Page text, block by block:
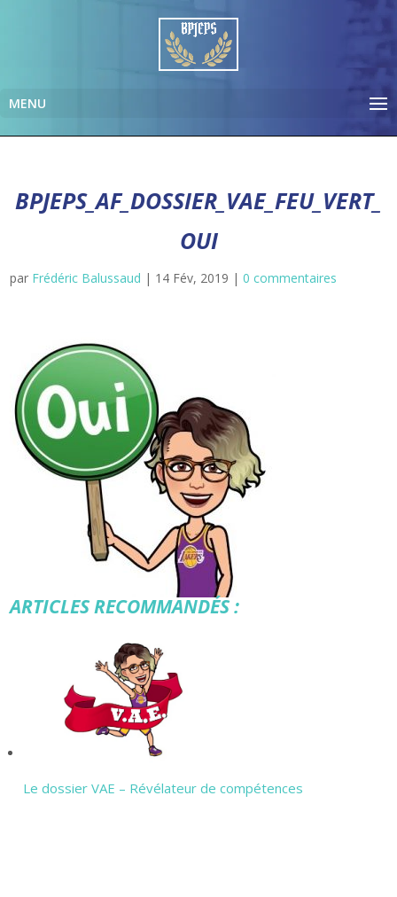
BPJEPS_AF_DOSSIER_VAE_FEU_VERT_
OUI
par Frédéric Balussaud | 14 Fév, 2019 |0 commentaires
ARTICLES RECOMMANDÉS :
Le dossier VAE – Révélateur de compétences